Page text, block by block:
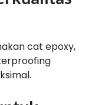
cat epoxy,